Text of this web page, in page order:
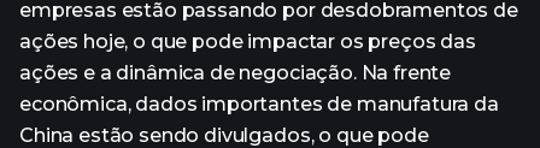
empresas estão passando por desdobramentos de
ações hoje, o que pode impactar os preços das
ações e a dinâmica de negociação. Na frente
econômica, dados importantes de manufatura da
China estão sendo divulgados, o que pode